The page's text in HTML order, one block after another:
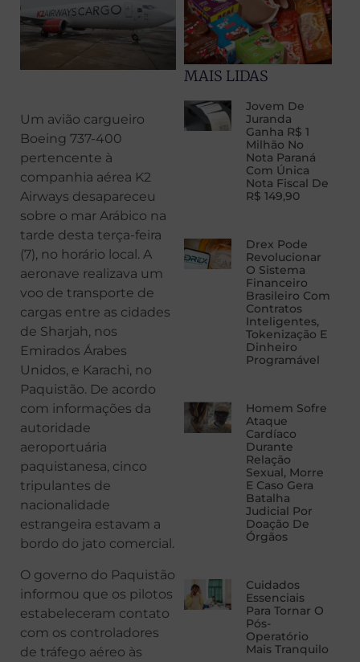
Um avião cargueiro
Boeing 737-400
pertencente à
companhia aérea K2
Airways desapareceu
sobre o mar Arábico na
tarde desta terça-feira
(7), no horário local. A
aeronave realizava um
voo de transporte de
cargas entre as cidades
de Sharjah, nos
Emirados Árabes
Unidos, e Karachi, no
Paquistão. De acordo
com informações da
autoridade
aeroportuária
paquistanesa, cinco
tripulantes de
nacionalidade
estrangeira estavam a
bordo do jato comercial.
O governo do Paquistão
informou que os pilotos
estabeleceram contato
com os controladores
de tráfego aéreo às
MAIS LIDAS
Jovem De
Juranda
Ganha R$ 1
Milhão No
Nota Paraná
Com Única
Nota Fiscal De
R$ 149,90
Drex Pode
Revolucionar
O Sistema
Financeiro
Brasileiro Com
Contratos
Inteligentes,
Tokenização E
Dinheiro
Programável
Homem Sofre
Ataque
Cardíaco
Durante
Relação
Sexual, Morre
E Caso Gera
Batalha
Judicial Por
Doação De
Órgãos
Cuidados
Essenciais
Para Tornar O
Pós-
Operatório
Mais Tranquilo